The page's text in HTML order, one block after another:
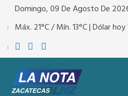
Domingo, 09 De Agosto De
Máx. 21°C / Mín. 13°C | Dólar